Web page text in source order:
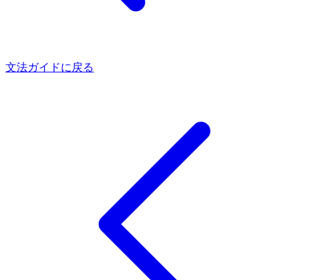
文法ガイドに戻る